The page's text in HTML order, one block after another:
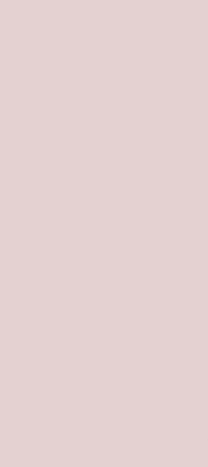
sivulle